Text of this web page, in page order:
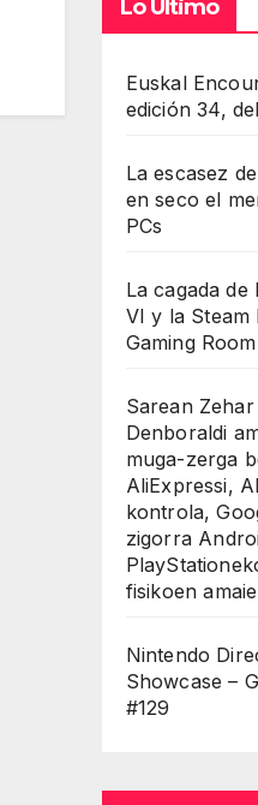
Lo Último
Euskal
edición 34,
La escasez
en seco el
PCs
La cagada de
VI y la Steam
Gaming
Sarean
Denboraldi
muga-zerga
AliExpressi,
kontrola,
zigorra
fisikoen
Nintendo
Showcase –
#129